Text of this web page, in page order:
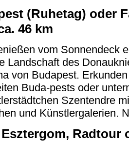
(Ruhetag) oder
46 km
vom Sonnendeck
Landschaft des
von Budapest.
Buda-pests oder
Szentendre
und Künstlergalerien.
Esztergom, Radtour